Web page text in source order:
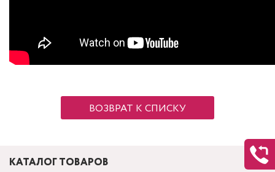
ВОЗВРАТ К СПИСКУ
КАТАЛОГ ТОВАРОВ